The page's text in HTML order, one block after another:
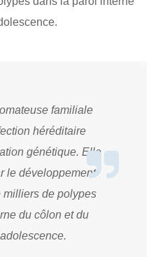
familiale
héréditaire
génétique. Elle
le développement
milliers de polypes
du côlon et du